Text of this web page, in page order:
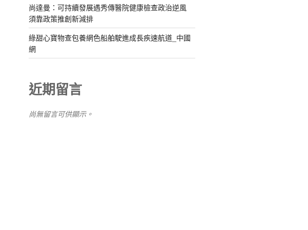
尚達曼：可持續發展遇秀傳醫院健康檢查政治逆風
須靠政策推創新減排
綠甜心寶物查包養網色船舶駛進成長疾速航道_中國
網
近期留言
尚無留言可供顯示。